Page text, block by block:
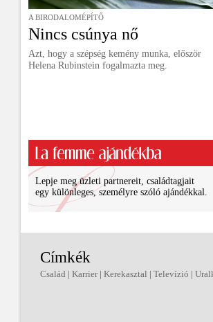
A BIRODALOMÉPÍTŐ
Nincs csúnya nő
Azt, hogy a szépség kemény munka, először
Helena Rubinstein fogalmazta meg.
Lepje meg üzleti partnereit, családtagjait
egy különleges, személyre szóló ajándékkal.
Címkék
Család | Karrier| Kerekasztal | Televízió |